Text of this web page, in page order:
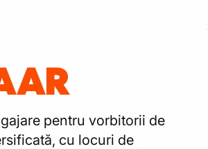
pentru vorbitorii de
cu locuri de